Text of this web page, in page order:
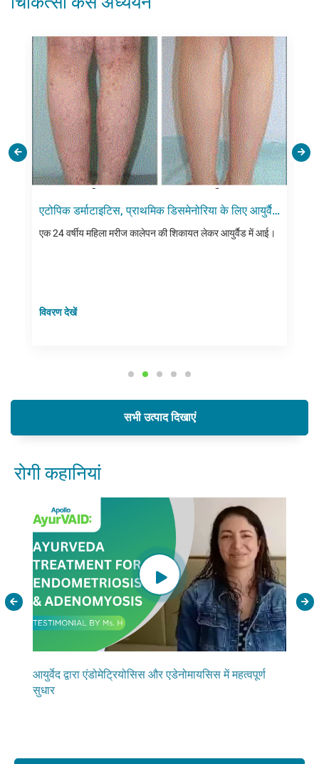
एटोपिक डर्माटाइटिस, प्राथमिक डिसमेनोरिया के लिए आयुर्वैद
उपचार
एक 24 वर्षीय महिला मरीज कालेपन की शिकायत लेकर आयुर्वैड में आई।
विवरण देखें
सभी उत्पाद दिखाएं
रोगी कहानियां
आयुर्वेद द्वारा एंडोमेट्रियोसिस और एडेनोमायसिस में महत्वपूर्ण
सुधार